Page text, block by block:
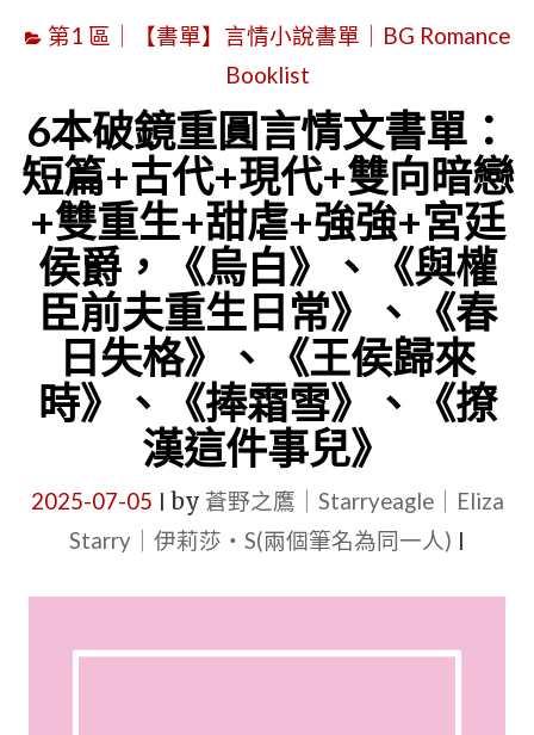
第1 區｜【書單】言情小說書單｜BG Romance
Booklist
6本破鏡重圓言情文書單：
短篇+古代+現代+雙向暗戀
+雙重生+甜虐+強強+宮廷
侯爵，《烏白》、《與權
臣前夫重生日常》、《春
日失格》、《王侯歸來
時》、《捧霜雪》、《撩
漢這件事兒》
2025-07-05 by 蒼野之鷹｜Starryeagle｜Eliza
Starry｜伊莉莎・S(兩個筆名為同一人)